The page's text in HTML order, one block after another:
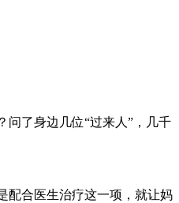
问了身边几位“过来人”， 几千
配合医生治疗这一项，就让妈